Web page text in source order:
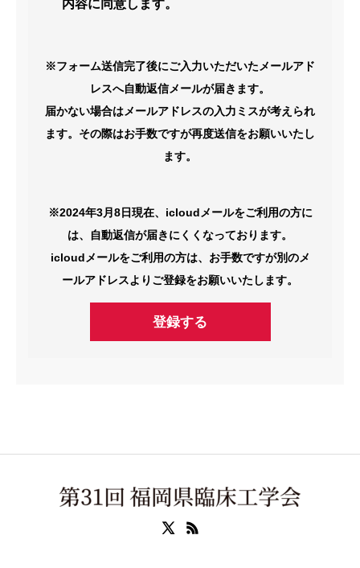
内容に同意します。
※フォーム送信完了後にご入力いただいたメールアド
レスへ自動返信メールが届きます。
届かない場合はメールアドレスの入力ミスが考えられ
ます。その際はお手数ですが再度送信をお願いいたし
ます。
※2024年3月8日現在、icloudメールをご利用の方に
は、自動返信が届きにくくなっております。
icloudメールをご利用の方は、お手数ですが別のメ
ールアドレスよりご登録をお願いいたします。